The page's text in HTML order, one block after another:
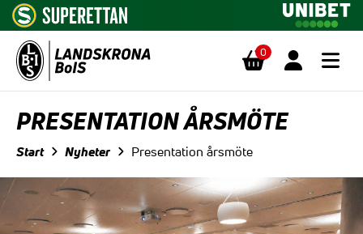
0
PRESENTATION ÅRSMÖTE
Start Nyheter Presentation årsmöte